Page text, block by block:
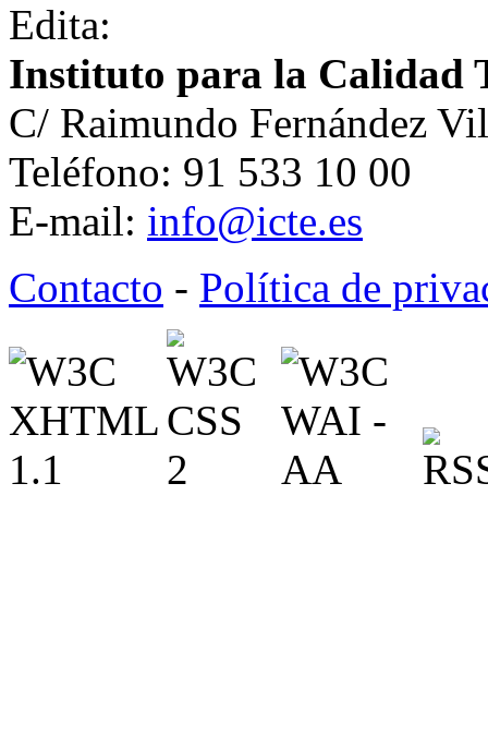
Edita:
Instituto para la Calidad
C/ Raimundo Fernández
Teléfono: 91 533 10 00
E-mail: info@icte.es
Contacto - Política de